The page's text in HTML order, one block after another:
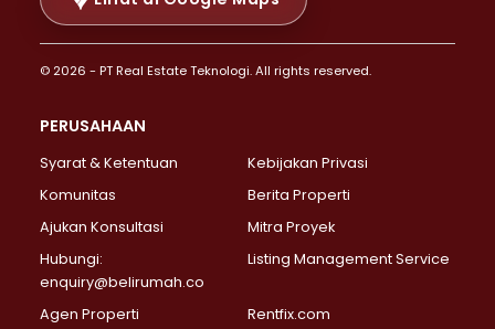
Properti Dijual di Pasar Baru >
Properti Dijual di Bendungan Hilir >
Properti Dijual di Jakarta Selatan >
Properti Dijual di Lebak Bulus >
Properti Dijual di Gandaria Selatan >
Properti Dijual di Pondok Labu >
Properti Dijual di Lenteng Agung >
Properti Dijual di Senayan >
Properti Dijual di Pondok Pinang >
© 2026 - PT Real Estate Teknologi. All rights reserved.
PERUSAHAAN
Syarat & Ketentuan
Kebijakan Privasi
Komunitas
Berita Properti
Ajukan Konsultasi
Mitra Proyek
Hubungi:
enquiry@belirumah.co
Listing Management Service
Agen Properti Rentfix.com